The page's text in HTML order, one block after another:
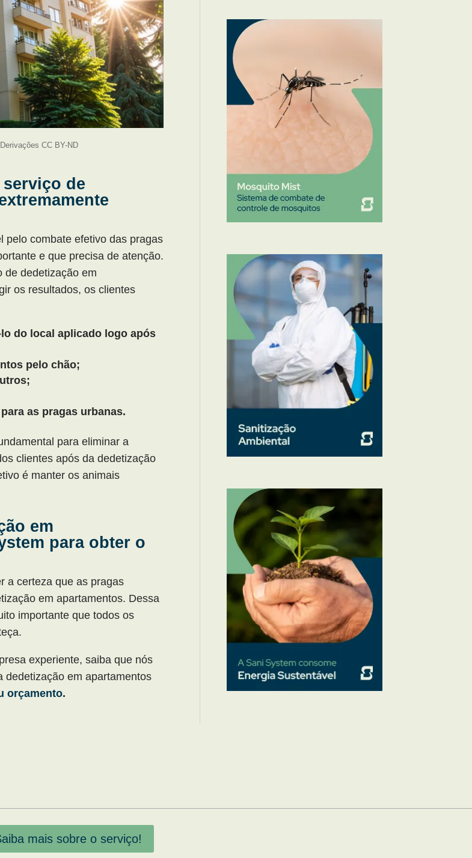
CC BY-ND
de
pelo combate efetivo das pragas
e que precisa de atenção.
de dedetização em
os resultados, os clientes
do local aplicado logo após
pelo chão;
as pragas urbanas.
para eliminar a
clientes após da dedetização
é manter os animais
em
para obter o
a certeza que as pragas
em apartamentos. Dessa
importante que todos os
experiente, saiba que nós
dedetização em apartamentos
orçamento.
mais sobre o serviço!